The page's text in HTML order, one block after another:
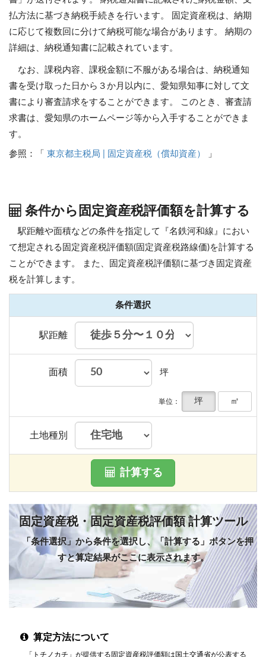
払方法に基づき納税手続きを行います。 固定資産税は、納期
に応じて複数回に分けて納税可能な場合があります。 納期の
詳細は、納税通知書に記載されています。
なお、課税内容、課税金額に不服がある場合は、納税通知
書を受け取った日から３か月以内に、愛知県知事に対して文
書により審査請求をすることができます。 このとき、審査請
求書は、愛知県のホームページ等から入手することができま
す。
参照：「 東京都主税局 | 固定資産税（償却資産） 」
条件から固定資産税評価額を計算する
駅距離や面積などの条件を指定して『名鉄河和線』におい
て想定される固定資産税評価額(固定資産税路線価)を計算する
ことができます。
また、固定資産税評価額に基づき固定資産
税を計算します。
条件選択
駅距離
面積 坪
単位： 坪 ㎡
土地種別
計算する
固定資産税・固定資産税評価額 計算ツール
「条件選択」から条件を選択し、「計算する」ボタンを押
すと算定結果がここに表示されます。
算定方法について
「トチノカチ」が提供する固定資産税評価額は国土交通省が公表する